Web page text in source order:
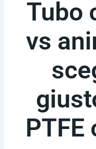
Tubo
vs
PTFE